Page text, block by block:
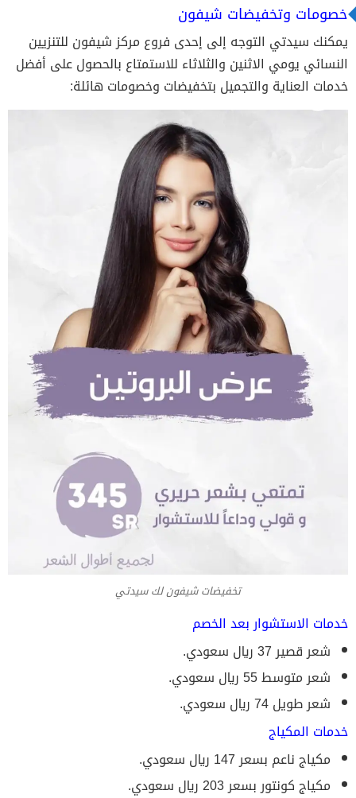
خصومات وتخفيضات شيفون
يمكنك سيدتي التوجه إلى إحدى فروع مركز شيفون للتنزيين
النسائي يومي الاثنين والثلاثاء للاستمتاع بالحصول على أفضل
خدمات العناية والتجميل بتخفيضات وخصومات هائلة:
تخفيضات شيفون لك سيدتي
خدمات الاستشوار بعد الخصم
شعر قصير 37 ريال سعودي.
شعر متوسط 55 ريال سعودي.
شعر طويل 74 ريال سعودي.
خدمات المكياج
مكياج ناعم بسعر 147 ريال سعودي.
مكياج كونتور بسعر 203 ريال سعودي.